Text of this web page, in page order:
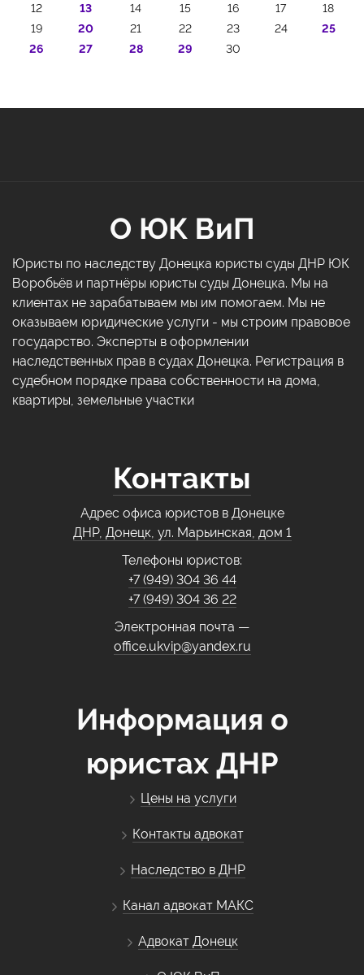
12
13 14 15 16 17
18
19
20 21 22 23 24
25
26
27 28 29 30
О ЮК ВиП
Юристы по наследству Донецка юристы суды ДНР ЮК
Воробьёв и партнёры юристы суды Донецка. Мы на
клиентах не зарабатываем мы им помогаем. Мы не
оказываем юридические услуги - мы строим правовое
государство. Эксперты в оформлении
наследственных прав в судах Донецка. Регистрация в
судебном порядке права собственности на дома,
квартиры, земельные участки
Контакты
Адрес офиса юристов в Донецке
ДНР, Донецк, ул. Марьинская, дом 1
Телефоны юристов:
+7 (949) 304 36 44
+7 (949) 304 36 22
Электронная почта —
office.ukvip@yandex.ru
Информация о
юристах ДНР
Цены на услуги
Контакты адвокат
Наследство в ДНР
Канал адвокат МАКС
Адвокат Донецк